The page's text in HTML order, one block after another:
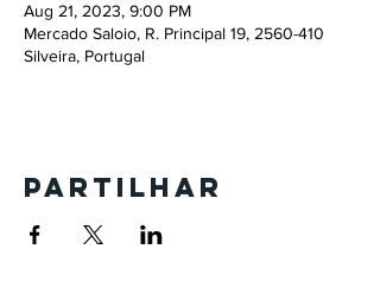
Aug 21, 2023, 9:00 PM
Mercado Saloio, R. Principal 19, 2560-410
Silveira, Portugal
Partilhar